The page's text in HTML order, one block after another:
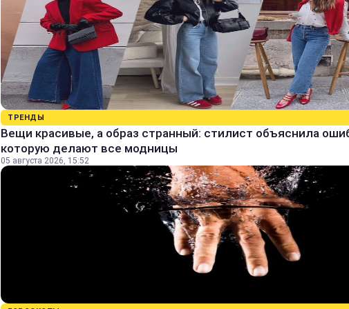
ТРЕНДЫ
Вещи красивые, а образ странный: стилист объяснила
которую делают все модницы
05 августа 2026, 15:52